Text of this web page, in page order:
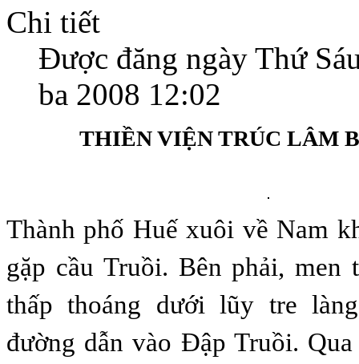
Chi tiết
Được đăng ngày Thứ
ba 2008 12:02
THIỀN VIỆN TRÚC LÂM
Thành phố Huế xuôi về Nam
gặp cầu Truồi. Bên phải,men
thấp thoáng dưới lũy tre
đường dẫn vào Đập Truồi.